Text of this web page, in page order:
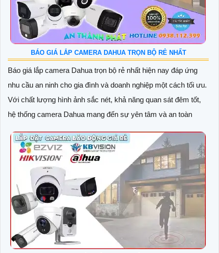
BÁO GIÁ LẮP CAMERA DAHUA TRỌN BỘ RẺ NHẤT
Báo giá lắp camera Dahua trọn bộ rẻ nhất hiện nay đáp ứng
nhu cầu an ninh cho gia đình và doanh nghiệp một cách tối ưu.
Với chất lượng hình ảnh sắc nét, khả năng quan sát đêm tốt,
hệ thống camera Dahua mang đến sự yên tâm và an toàn